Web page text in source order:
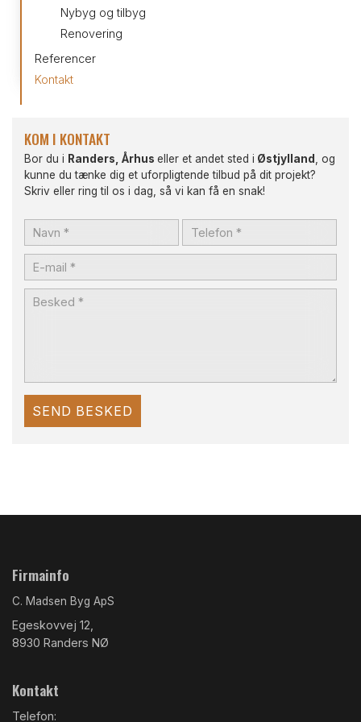
Nybyg og tilbyg
Renovering
Referencer
Kontakt
KOM I KONTAKT
Bor du i Randers, Århus eller et andet sted i Østjylland
, og
kunne du tænke dig et uforpligtende tilbud på dit projekt?
Skriv eller ring til os i dag, så vi kan få en snak!
Firmainfo
C. Madsen Byg ApS
Egeskovvej 12,
8930 Randers NØ
Kontakt
Telefon: